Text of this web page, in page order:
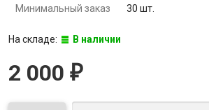
Минимальный заказ
30 шт.
На складе: В наличии
2 000 ₽